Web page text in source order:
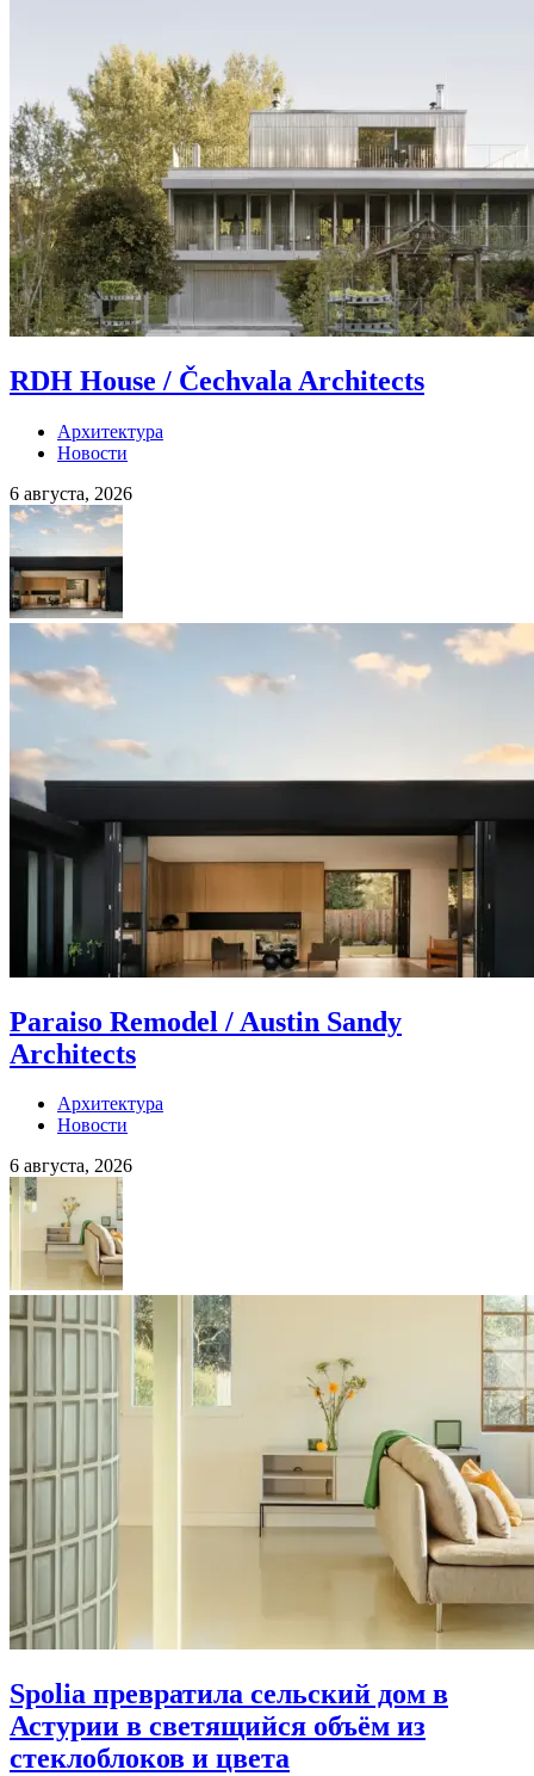
RDH House / Čechvala Architects
Архитектура
Новости
6 августа, 2026
Paraiso Remodel / Austin Sandy
Architects
Архитектура
Новости
6 августа, 2026
Spolia превратила сельский дом в
Астурии в светящийся объём из
стеклоблоков и цвета